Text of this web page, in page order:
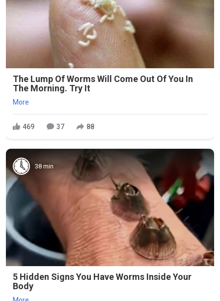
The Lump Of Worms Will Come Out Of You In
The Morning. Try It
More
469 37 88
38 min
5 Hidden Signs You Have Worms Inside Your
Body